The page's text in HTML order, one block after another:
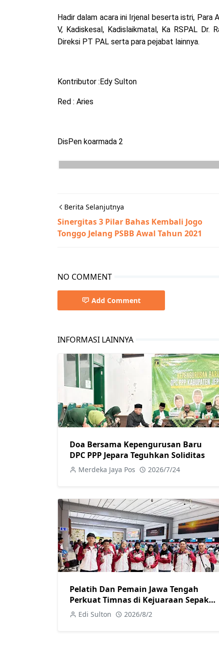
Hadir dalam acara ini Irjenal beserta istri,
V, Kadiskesal, Kadislaikmatal, Ka RSPAL Dr.
Direksi PT PAL serta para pejabat lainnya.
Kontributor :Edy Sulton
Red : Aries
DisPen koarmada 2
Berita Selanjutnya
Sinergitas 3 Pilar Bahas Kembali Jogo
Tonggo Jelang PSBB Awal Tahun 2021
NO COMMENT
Add Comment
INFORMASI LAINNYA
Doa Bersama Kepengurusan Baru
DPC PPP Jepara Teguhkan Soliditas
Merdeka Jaya Pos 2026/7/24
Pelatih Dan Pemain Jawa Tengah
Perkuat Timnas di Kejuaraan Sepak
takraw Internasional
Edi Sulton 2026/8/2